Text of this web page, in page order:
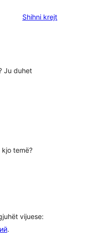
Shihni krejtshqyrtimet
Ju duhet
temë?
vijuese:
.